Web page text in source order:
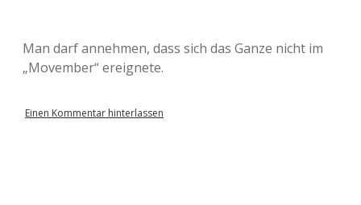
Man darf annehmen, dass sich das Ganze nicht im
„Movember“ ereignete.
Einen Kommentar hinterlassen